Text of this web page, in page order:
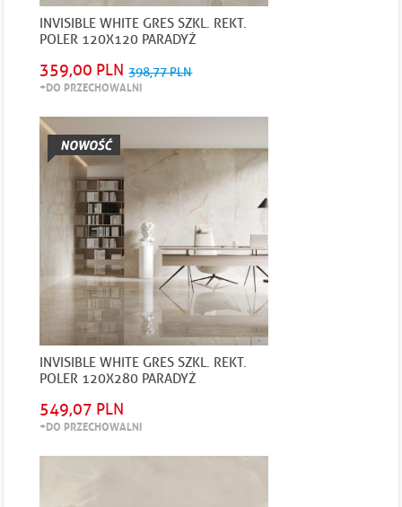
INVISIBLE WHITE GRES SZKL. REKT.
POLER 120X120 PARADYŻ
359,00 PLN 398,77 PLN
+DO PRZECHOWALNI
INVISIBLE WHITE GRES SZKL. REKT.
POLER 120X280 PARADYŻ
549,07 PLN
+DO PRZECHOWALNI